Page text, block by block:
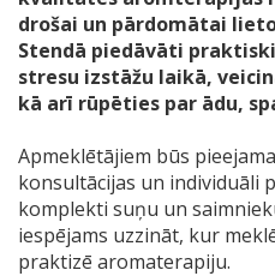
drošai un pārdomātai
Stendā piedāvāti
stresu izstāžu laikā,
kā arī rūpēties par ādu,
Apmeklētājiem būs
konsultācijas un individuāli
komplekti suņu un
iespējams uzzināt, kur
praktizē aromaterapiju.